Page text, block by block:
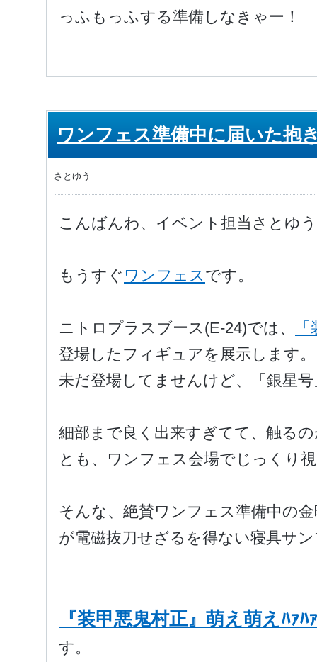
っふもっふする準備しなきゃー！
ワンフェス準備中に届いた抱
さとゆう
こんばんわ、イベント担当さとゆ
もうすぐ ワンフェス です。
ニトロプラスブース(E-24)では、
登場したフィギュアを展示します。
未だ登場してませんけど、「銀星
細部まで良く出来すぎてて、触る
とも、ワンフェス会場でじっくり
そんな、絶賛ワンフェス準備中の
が電磁抜刀せざるを得ない寝具サ
『装甲悪鬼村正』萌え萌えﾊｧ
す。